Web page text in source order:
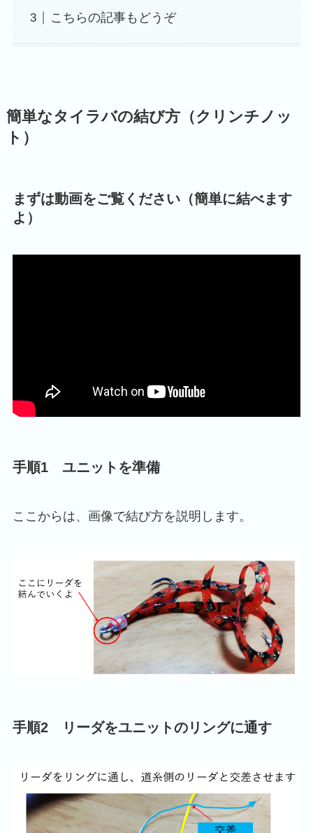
こちらの記事もどうぞ
簡単なタイラバの結び方（クリンチノッ
ト）
まずは動画をご覧ください（簡単に結べます
よ）
手順1 ユニットを準備
ここからは、画像で結び方を説明します。
手順2 リーダをユニットのリングに通す